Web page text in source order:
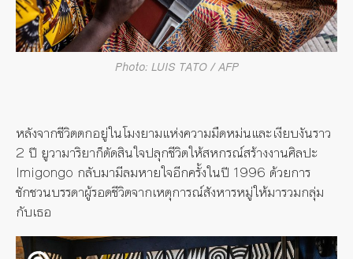
Photo: LUIS TATO / AFP
หลังจากชีวิตตกอยู่ในโมงยามแห่งความมืดหม่นและเงียบงันราว
2 ปี ยูวามาริยาก็ตัดสินใจปลุกชีวิตให้สหกรณ์สร้างงานศิลปะ
Imigongo กลับมามีลมหายใจอีกครั้งในปี 1996 ด้วยการ
ชักชวนบรรดาผู้รอดชีวิตจากเหตุการณ์สังหารหมู่ให้มารวมกลุ่ม
กับเธอ